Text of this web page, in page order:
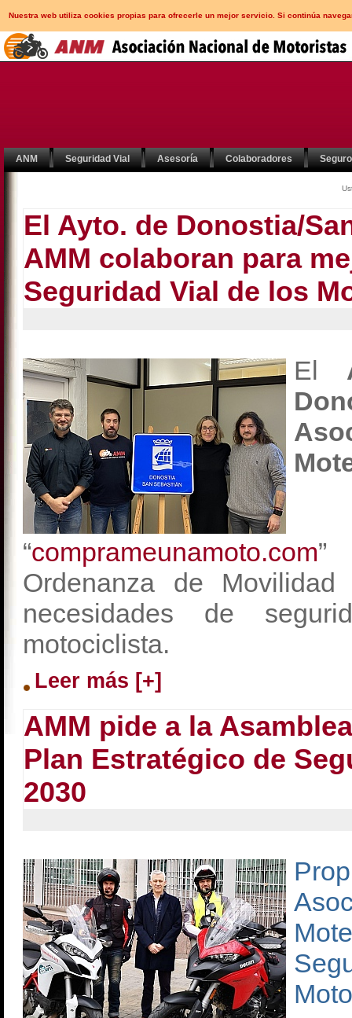
Nuestra web utiliza cookies propias para ofrecerle un mejor servicio. Si continúa
ANM Seguridad Vial Asesoría Colaboradores
El Ayto. de Donostia/
AMM colaboran para
Seguridad Vial de los
El
“comprameunamoto.com”
Ordenanza de
necesidades de
motociclista.
Leer más [+]
AMM pide a la
Plan Estratégico de
2030